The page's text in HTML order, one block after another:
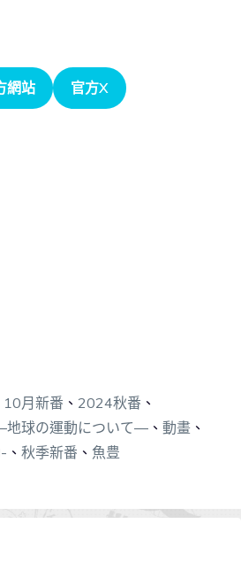
網站 官方X
月新番 、 2024秋番 、
地球の運動について― 、 動畫 、
、 秋季新番 、 魚豊